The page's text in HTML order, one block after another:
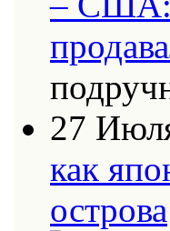
27
как
острова